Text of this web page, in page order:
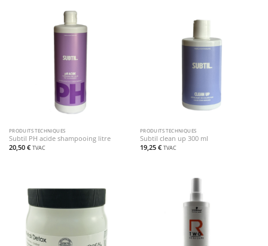
PRODUITS TECHNIQUES
Subtil PH acide shampooing litre
20,50 € TVAC
PRODUITS TECHNIQUES
Subtil clean up 300 ml
19,25 € TVAC